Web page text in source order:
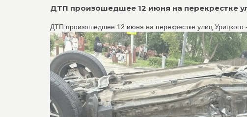
ДТП произошедшее 12 июня на перекрестке
ДТП произошедшее 12 июня на перекрестке улиц Урицкого